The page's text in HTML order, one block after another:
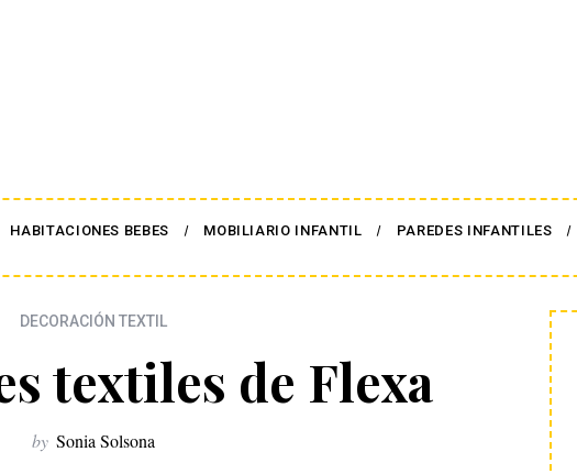
HABITACIONES BEBES MOBILIARIO INFANTIL PAREDES INFANTILES
DECORACIÓN TEXTIL
textiles de Flexa
by Sonia Solsona